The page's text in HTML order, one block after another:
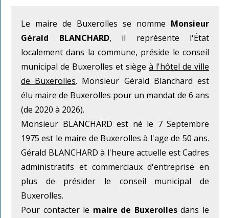
Le maire de Buxerolles se nomme Monsieur
Gérald BLANCHARD, il représente l'État
localement dans la commune, préside le conseil
municipal de Buxerolles et siège à l'hôtel de ville
de Buxerolles. Monsieur Gérald Blanchard est
élu maire de Buxerolles pour un mandat de 6 ans
(de 2020 à 2026).
Monsieur BLANCHARD est né le 7 Septembre
1975 est le maire de Buxerolles à l'age de 50 ans.
Gérald BLANCHARD à l'heure actuelle est Cadres
administratifs et commerciaux d'entreprise en
plus de présider le conseil municipal de
Buxerolles.
Pour contacter le maire de Buxerollesdans le